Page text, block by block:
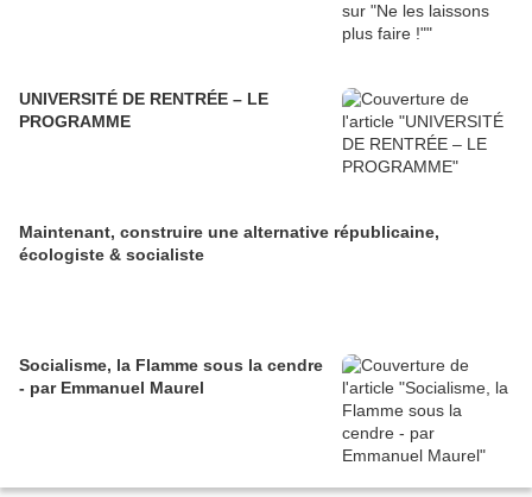
UNIVERSITÉ DE RENTRÉE – LE
PROGRAMME
Maintenant, construire une alternative républicaine,
écologiste & socialiste
Socialisme, la Flamme sous la cendre
- par Emmanuel Maurel